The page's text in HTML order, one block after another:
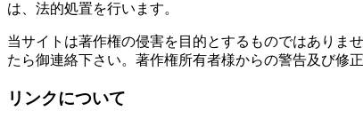
は、法的処置を行います。
当サイトは著作権の侵害を目的とするものではありま
たら御連絡下さい。著作権所有者様からの警告及び修
リンクについて